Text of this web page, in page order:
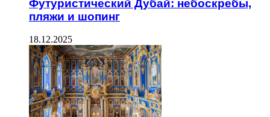
Футуристический Дубай: небоскребы,
пляжи и шопинг
18.12.2025